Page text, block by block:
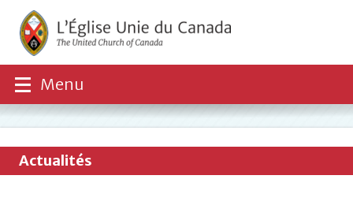
Menu
Actualités